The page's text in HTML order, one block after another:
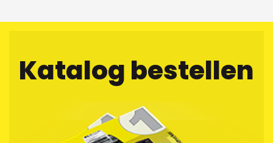
Katalog bestellen